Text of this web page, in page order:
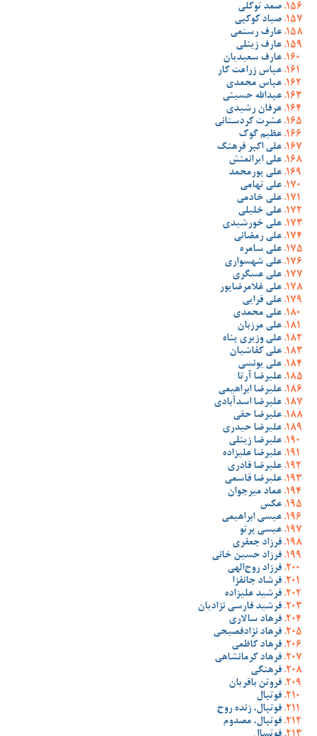
صمد توکلی
صیاد کوکبی
عارف رستمی
عارف زینلی
عارف سعیدیان
عباس زراعت کار
عباس محمدی
عبدالله حسینی
عرفان رشیدی
عشرت کردستانی
عظیم گوک
علی اکبر فرهنگ
علی ایرانمنش
علی پورمحمد
علی تهامی
علی خادمی
علی خلیلی
علی خورشیدی
علی رمضانی
علی سامره
علی شهسواری
علی عسگری
علی غلامرضاپور
علی قرایی
علی محمدی
علی مرزبان
علی وزیری پناه
علی کفاشیان
علی یونسی
علیرضا آرتا
علیرضا ابراهیمی
علیرضا اسدآبادی
علیرضا حقی
علیرضا حیدری
علیرضا زینلی
علیرضا علیزاده
علیرضا قادری
علیرضا قاسمی
عماد میرجوان
عکس
عیسی ابراهیمی
عیسی پرتو
فرزاد جعفری
فرزاد حسین خانی
فرزاد روح‌الهی
فرشاد جانفزا
فرشید علیزاده
فرشید فارسی نژادیان
فرهاد سالاری
فرهاد نژادفصیحی
فرهاد کاظمی
فرهاد کرمانشاهی
فرهنگی
فروتن باقریان
فوتبال
فوتبال، زنده روح
فوتبال، مصدوم